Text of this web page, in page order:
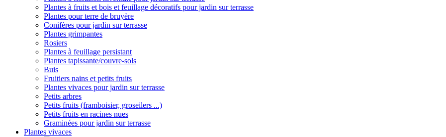
Plantes à fruits et bois et feuillage décoratifs pour jardin sur terrasse
Plantes pour terre de bruyère
Conifères pour jardin sur terrasse
Plantes grimpantes
Rosiers
Plantes à feuillage persistant
Plantes tapissante/couvre-sols
Buis
Fruitiers nains et petits fruits
Plantes vivaces pour jardin sur terrasse
Petits arbres
Petits fruits (framboisier, groseilers ...)
Petits fruits en racines nues
Graminées pour jardin sur terrasse
Plantes vivaces